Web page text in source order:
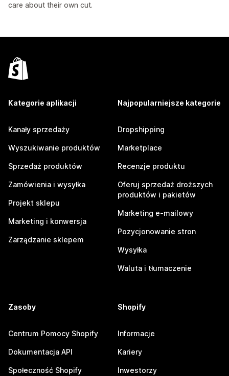
care about their own cut.
Kategorie aplikacji
Kanały sprzedaży
Wyszukiwanie produktów
Sprzedaż produktów
Zamówienia i wysyłka
Projekt sklepu
Marketing i konwersja
Zarządzanie sklepem
Najpopularniejsze kategorie
Dropshipping
Marketplace
Recenzje produktu
Oferuj sprzedaż droższych
produktów i pakietów
Marketing e-mailowy
Pozycjonowanie stron
Wysyłka
Waluta i tłumaczenie
Zasoby
Centrum Pomocy Shopify
Dokumentacja API
Społeczność Shopify
Shopify
Informacje
Kariery
Inwestorzy